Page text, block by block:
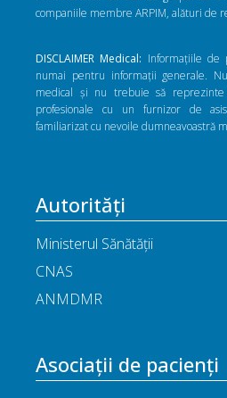
companiile membre ARPIM, alături de
DISCLAIMER Medical: Informațiile de
numai pentru informații generale.
medical și nu trebuie să
profesionale cu un furnizor de
familiarizat cu nevoile dumneavoastră
Autorități
Ministerul Sănătății
CNAS
ANMDMR
Asociații de pacienți